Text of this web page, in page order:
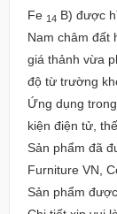
Fe 14 B) được
Nam châm đất
giá thảnh vừa
độ từ trường
Ứng dụng
kiện điện tử,
Sản phẩm đã
Furniture VN,
Sản phẩm